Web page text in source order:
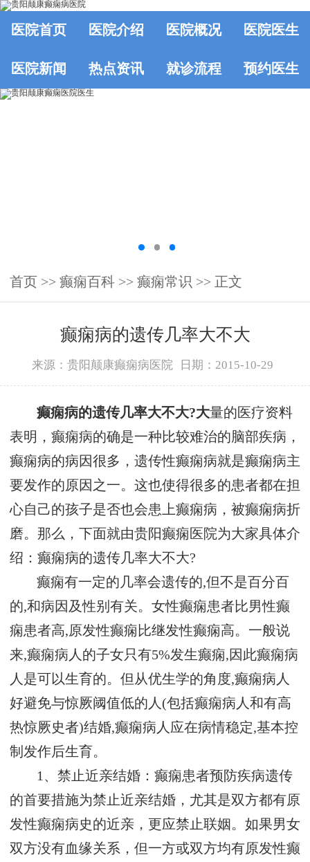
医院首页 医院介绍 医院概况 医院医生
医院新闻 热点资讯 就诊流程 预约医生
首页 >> 癫痫百科 >> 癫痫常识 >> 正文
癫痫病的遗传几率大不大
来源：贵阳颠康癫痫病医院 日期：2015-10-29
癫痫病的遗传几率大不大?大量的医疗资料
表明，癫痫病的确是一种比较难治的脑部疾病，
癫痫病的病因很多，遗传性癫痫病就是癫痫病主
要发作的原因之一。这也使得很多的患者都在担
心自己的孩子是否也会患上癫痫病，被癫痫病折
磨。那么，下面就由贵阳癫痫医院为大家具体介
绍：癫痫病的遗传几率大不大?
癫痫有一定的几率会遗传的,但不是百分百
的,和病因及性别有关。女性癫痫患者比男性癫
痫患者高,原发性癫痫比继发性癫痫高。一般说
来,癫痫病人的子女只有5%发生癫痫,因此癫痫病
人是可以生育的。但从优生学的角度,癫痫病人
好避免与惊厥阈值低的人(包括癫痫病人和有高
热惊厥史者)结婚,癫痫病人应在病情稳定,基本控
制发作后生育。
1、禁止近亲结婚：癫痫患者预防疾病遗传
的首要措施为禁止近亲结婚，尤其是双方都有原
发性癫痫病史的近亲，更应禁止联姻。如果男女
双方没有血缘关系，但一方或双方均有原发性癫